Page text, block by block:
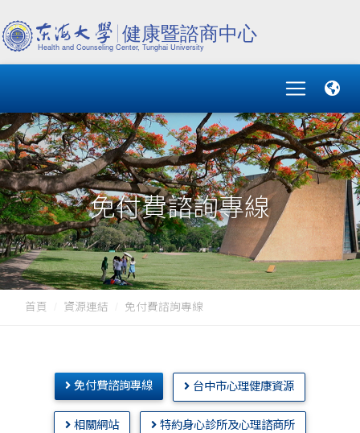
免付費諮詢專線
首頁 資源連結 免付費諮詢專線
免付費諮詢專線 台中市心理健康資源
相關網站 特約身心診所及心理諮商所